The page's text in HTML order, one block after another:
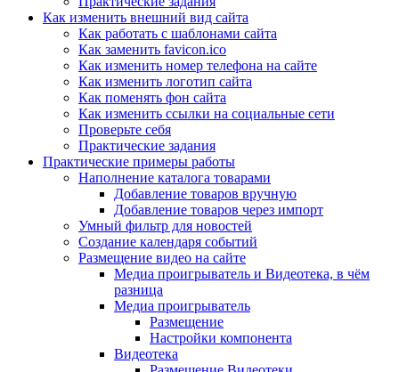
Как изменить внешний вид сайта
Как работать с шаблонами сайта
Как заменить favicon.ico
Как изменить номер телефона на сайте
Как изменить логотип сайта
Как поменять фон сайта
Как изменить ссылки на социальные сети
Проверьте себя
Практические задания
Практические примеры работы
Наполнение каталога товарами
Добавление товаров вручную
Добавление товаров через импорт
Умный фильтр для новостей
Создание календаря событий
Размещение видео на сайте
Медиа проигрыватель и Видеотека, в чём
разница
Медиа проигрыватель
Размещение
Настройки компонента
Видеотека